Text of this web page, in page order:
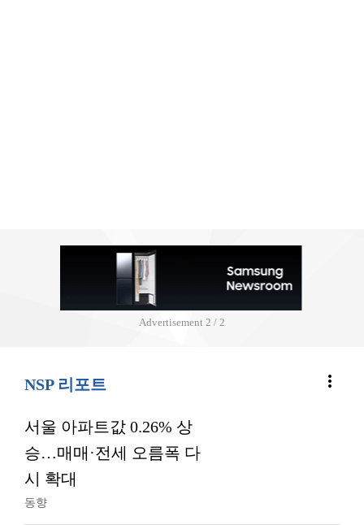
Advertisement 2 / 2
NSP 리포트 more_vert
서울 아파트값 0.26% 상
승…매매·전세 오름폭 다
시 확대
동향